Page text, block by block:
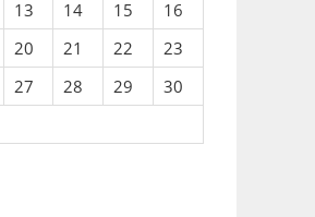
13 14 15
16
20 21 22
23
27 28 29
30